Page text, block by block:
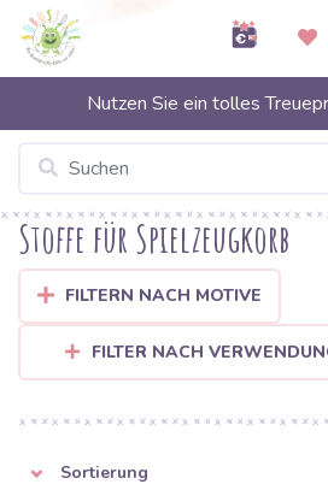
Nutzen Sie ein tolles
Stoffe für Spielzeugkorb
FILTERN NACH MOTIVE
FILTER NACH
Sortierung